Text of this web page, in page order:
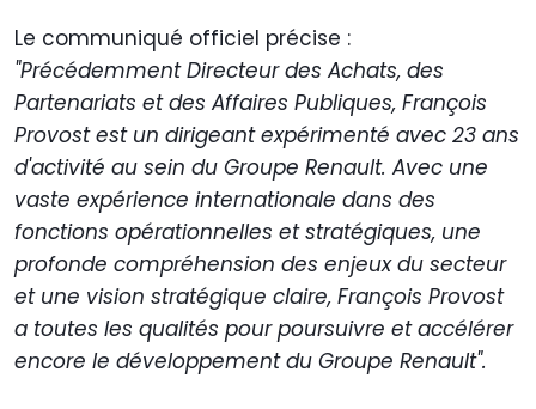
Le communiqué officiel précise :
"Précédemment Directeur des Achats, des
Partenariats et des Affaires Publiques, François
Provost est un dirigeant expérimenté avec 23 ans
d'activité au sein du Groupe Renault. Avec une
vaste expérience internationale dans des
fonctions opérationnelles et stratégiques, une
profonde compréhension des enjeux du secteur
et une vision stratégique claire, François Provost
a toutes les qualités pour poursuivre et accélérer
encore le développement du Groupe Renault".